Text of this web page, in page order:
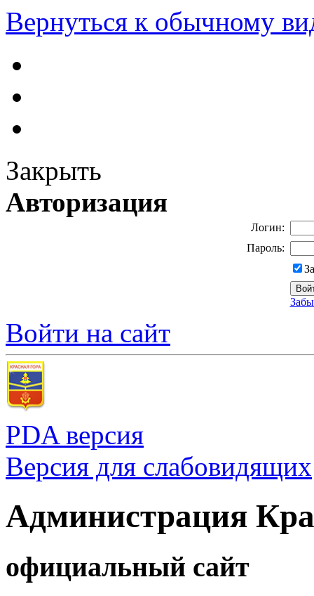
Вернуться к обычному
Закрыть
Авторизация
Логин:
Пароль:
Войти на сайт
PDA версия
Версия для слабовидящих
Администрация
официальный сайт